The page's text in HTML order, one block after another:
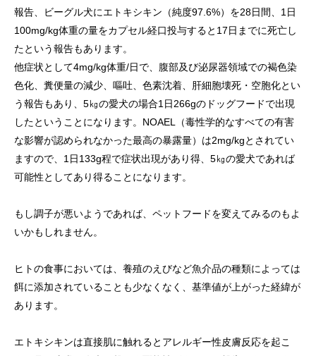
報告、ビーグル犬にエトキシキン（純度97.6%）を28日間、1日
100mg/kg体重の量をカプセル経口投与すると17日までに死亡し
たという報告もあります。
他症状として4mg/kg体重/日で、腹部及び泌尿器領域での褐色染
色化、糞便量の減少、嘔吐、色素沈着、肝細胞壊死・空胞化とい
う報告もあり、5㎏の愛犬の場合1日266gのドッグフードで出現
したということになります。NOAEL（毒性学的なすべての有害
な影響が認められなかった最高の暴露量）は2mg/kgとされてい
ますので、1日133g程で症状出現があり得、5㎏の愛犬であれば
可能性としてあり得ることになります。
もし調子が悪いようであれば、ペットフードを変えてみるのもよ
いかもしれません。
ヒトの食事においては、養殖のえびなど魚介品の種類によっては
餌に添加されていることも少なくなく、基準値が上がった経緯が
あります。
エトキシキンは直接肌に触れるとアレルギー性皮膚反応を起こ